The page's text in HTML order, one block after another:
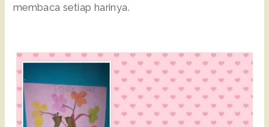
membaca setiap harinya.